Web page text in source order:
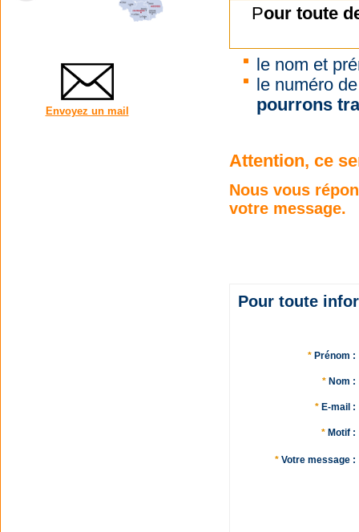
Envoyez un mail
Pour toute
le nom et
le numéro
pourrons
Attention, ce
Nous vous
votre message.
Pour toute
*Prénom :
*Nom :
*E-mail :
*Motif :
*Votre message :